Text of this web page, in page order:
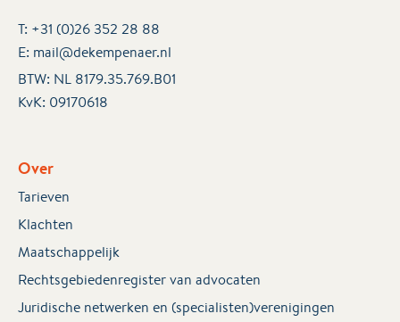
T: +31 (0)26 352 28 88
E: mail@dekempenaer.nl
BTW: NL 8179.35.769.B01
KvK: 09170618
Over
Tarieven
Klachten
Maatschappelijk
Rechtsgebiedenregister van advocaten
Juridische netwerken en (specialisten)verenigingen